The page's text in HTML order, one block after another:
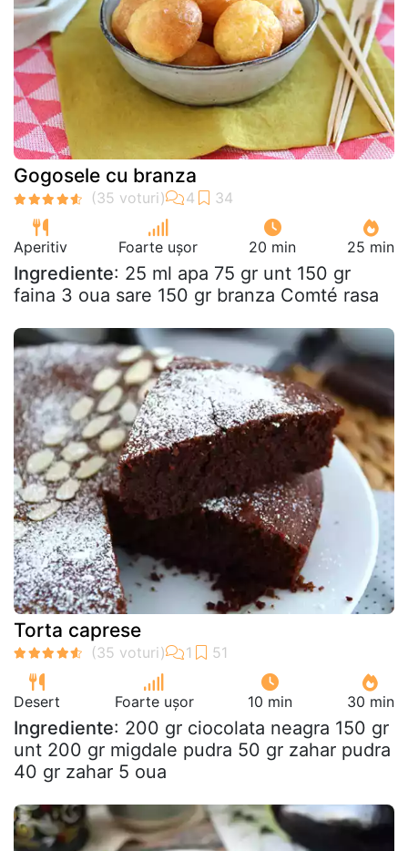
Gogosele cu branza
Aperitiv Foarte ușor 20 min 25 min
Ingrediente: 25 ml apa 75 gr unt 150 gr
faina 3 oua sare 150 gr branza Comté rasa
Torta caprese
Desert Foarte ușor 10 min 30 min
Ingrediente: 200 gr ciocolata neagra 150 gr
unt 200 gr migdale pudra 50 gr zahar pudra
40 gr zahar 5 oua